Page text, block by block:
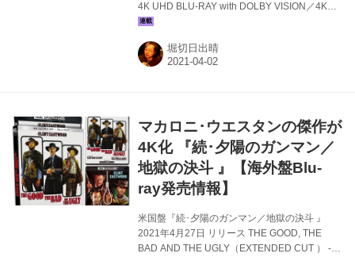
4K UHD BLU-RAY with DOLBY VISION／4K
DIGITAL RESTORATION UK/USアロービデオか
ビュー作『歓びの毒牙』（1969）の4K UHD
BLU-RAYリリース詳細が届きました。35mmオ
男に刺される現場に居合わせたアメリカ人作家
ダルマス。女性は一...
堀切日出晴
マカロニ･ウエスタンの傑作が
4K化 『続･夕陽のガンマン／
地獄の決斗 』【海外盤Blu-
ray発売情報】
米国盤『続･夕陽のガンマン／地獄の決斗 』
2021年4月27日 リリース THE GOOD, THE
BAD AND THE UGLY（EXTENDED CUT ） -